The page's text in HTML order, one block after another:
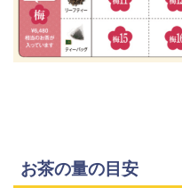
お茶の量の目安